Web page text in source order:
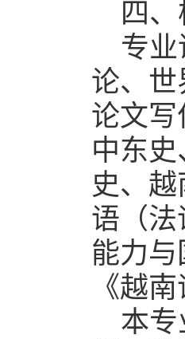
四
专
论、
论文
中东
史、
语（
能力
《越
本